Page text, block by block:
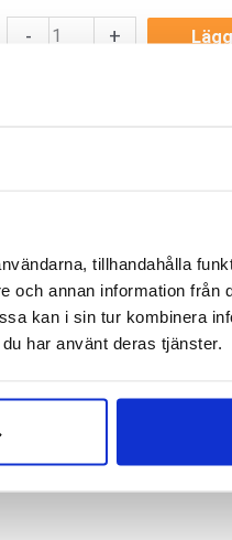
tillhandahålla
och annan information från
kan i sin tur kombinera
har använt deras tjänster.
-
mängd
+
Saldo weblager. För
älskar terränglöpning.
grepp både i leriga
på ett långpass.